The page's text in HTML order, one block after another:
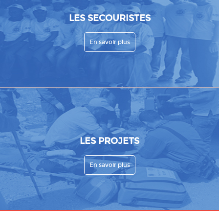
LES SECOURISTES
En savoir plus
LES PROJETS
En savoir plus